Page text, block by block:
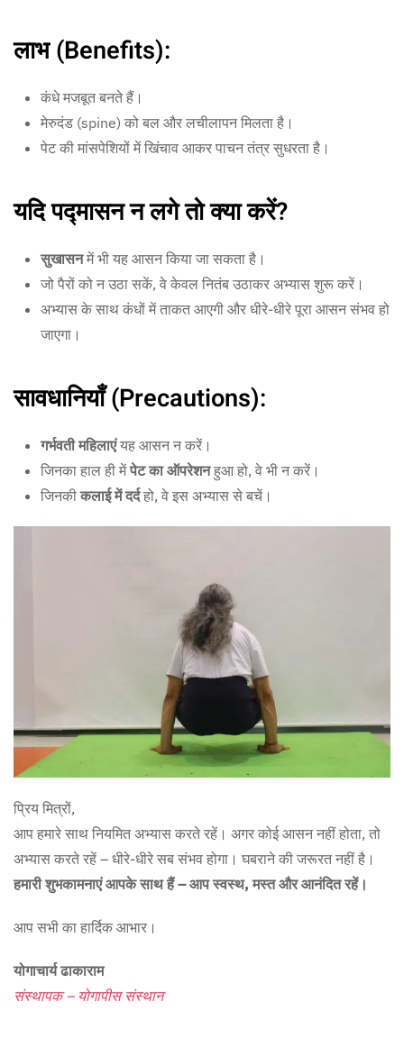
लाभ (Benefits):
कंधे मजबूत बनते हैं।
मेरुदंड (spine) को बल और लचीलापन मिलता है।
पेट की मांसपेशियों में खिंचाव आकर पाचन तंत्र सुधरता है।
यदि पद्मासन न लगे तो क्या करें?
सुखासनमें भी यह आसन किया जा सकता है।
जो पैरों को न उठा सकें, वे केवल नितंब उठाकर अभ्यास शुरू करें।
अभ्यास के साथ कंधों में ताकत आएगी और धीरे-धीरे पूरा आसन संभव हो
जाएगा।
सावधानियाँ (Precautions):
गर्भवती महिलाएंयह आसन न करें।
जिनका हाल ही मेंपेट का ऑपरेशनहुआ हो, वे भी न करें।
जिनकीकलाई में दर्दहो, वे इस अभ्यास से बचें।
प्रिय मित्रों,
आप हमारे साथ नियमित अभ्यास करते रहें। अगर कोई आसन नहीं होता, तो
अभ्यास करते रहें – धीरे-धीरे सब संभव होगा। घबराने की जरूरत नहीं है।
हमारी शुभकामनाएं आपके साथ हैं – आप स्वस्थ, मस्त और आनंदित रहें।
आप सभी का हार्दिक आभार।
योगाचार्य ढाकाराम
संस्थापक – योगापीस संस्थान